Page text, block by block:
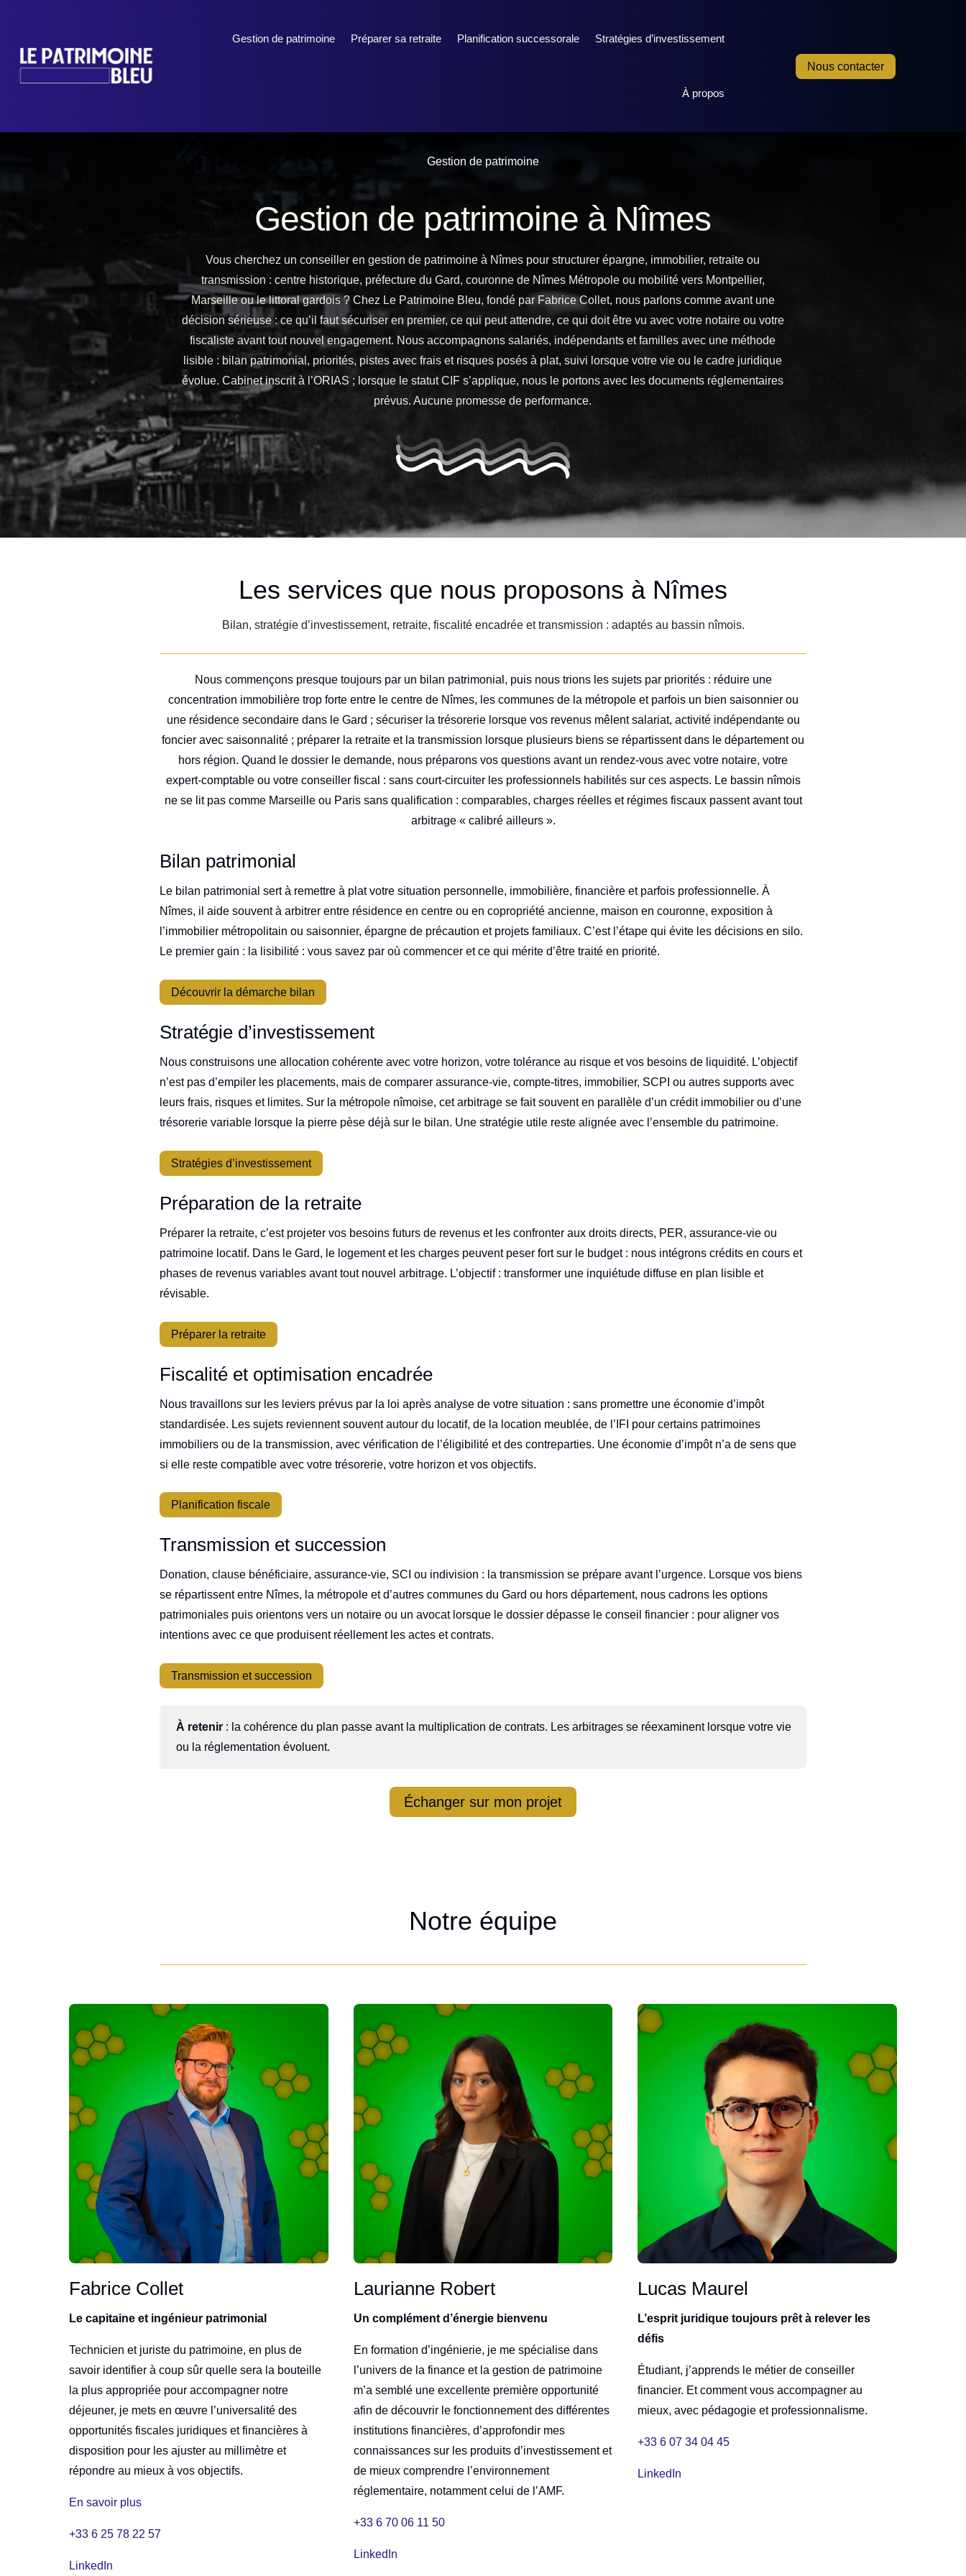
Gestion de patrimoine Préparer sa retraite Planification successorale Stratégies d’investissement
À propos
Nous contacter
Gestion de patrimoine
Gestion de patrimoine à Nîmes
Vous cherchez un conseiller en gestion de patrimoine à Nîmes pour structurer épargne, immobilier, retraite ou
transmission : centre historique, préfecture du Gard, couronne de Nîmes Métropole ou mobilité vers Montpellier,
Marseille ou le littoral gardois ? Chez Le Patrimoine Bleu, fondé par Fabrice Collet, nous parlons comme avant une
décision sérieuse : ce qu’il faut sécuriser en premier, ce qui peut attendre, ce qui doit être vu avec votre notaire ou votre
fiscaliste avant tout nouvel engagement. Nous accompagnons salariés, indépendants et familles avec une méthode
lisible : bilan patrimonial, priorités, pistes avec frais et risques posés à plat, suivi lorsque votre vie ou le cadre juridique
évolue. Cabinet inscrit à l’ORIAS ; lorsque le statut CIF s’applique, nous le portons avec les documents réglementaires
prévus. Aucune promesse de performance.
Les services que nous proposons à Nîmes
Bilan, stratégie d’investissement, retraite, fiscalité encadrée et transmission : adaptés au bassin nîmois.
Nous commençons presque toujours par un bilan patrimonial, puis nous trions les sujets par priorités : réduire une
concentration immobilière trop forte entre le centre de Nîmes, les communes de la métropole et parfois un bien saisonnier ou
une résidence secondaire dans le Gard ; sécuriser la trésorerie lorsque vos revenus mêlent salariat, activité indépendante ou
foncier avec saisonnalité ; préparer la retraite et la transmission lorsque plusieurs biens se répartissent dans le département ou
hors région. Quand le dossier le demande, nous préparons vos questions avant un rendez-vous avec votre notaire, votre
expert-comptable ou votre conseiller fiscal : sans court-circuiter les professionnels habilités sur ces aspects. Le bassin nîmois
ne se lit pas comme Marseille ou Paris sans qualification : comparables, charges réelles et régimes fiscaux passent avant tout
arbitrage « calibré ailleurs ».
Bilan patrimonial
Le bilan patrimonial sert à remettre à plat votre situation personnelle, immobilière, financière et parfois professionnelle. À
Nîmes, il aide souvent à arbitrer entre résidence en centre ou en copropriété ancienne, maison en couronne, exposition à
l’immobilier métropolitain ou saisonnier, épargne de précaution et projets familiaux. C’est l’étape qui évite les décisions en silo.
Le premier gain : la lisibilité : vous savez par où commencer et ce qui mérite d’être traité en priorité.
Découvrir la démarche bilan
Stratégie d’investissement
Nous construisons une allocation cohérente avec votre horizon, votre tolérance au risque et vos besoins de liquidité. L’objectif
n’est pas d’empiler les placements, mais de comparer assurance-vie, compte-titres, immobilier, SCPI ou autres supports avec
leurs frais, risques et limites. Sur la métropole nîmoise, cet arbitrage se fait souvent en parallèle d’un crédit immobilier ou d’une
trésorerie variable lorsque la pierre pèse déjà sur le bilan. Une stratégie utile reste alignée avec l’ensemble du patrimoine.
Stratégies d’investissement
Préparation de la retraite
Préparer la retraite, c’est projeter vos besoins futurs de revenus et les confronter aux droits directs, PER, assurance-vie ou
patrimoine locatif. Dans le Gard, le logement et les charges peuvent peser fort sur le budget : nous intégrons crédits en cours et
phases de revenus variables avant tout nouvel arbitrage. L’objectif : transformer une inquiétude diffuse en plan lisible et
révisable.
Préparer la retraite
Fiscalité et optimisation encadrée
Nous travaillons sur les leviers prévus par la loi après analyse de votre situation : sans promettre une économie d’impôt
standardisée. Les sujets reviennent souvent autour du locatif, de la location meublée, de l’IFI pour certains patrimoines
immobiliers ou de la transmission, avec vérification de l’éligibilité et des contreparties. Une économie d’impôt n’a de sens que
si elle reste compatible avec votre trésorerie, votre horizon et vos objectifs.
Planification fiscale
Transmission et succession
Donation, clause bénéficiaire, assurance-vie, SCI ou indivision : la transmission se prépare avant l’urgence. Lorsque vos biens
se répartissent entre Nîmes, la métropole et d’autres communes du Gard ou hors département, nous cadrons les options
patrimoniales puis orientons vers un notaire ou un avocat lorsque le dossier dépasse le conseil financier : pour aligner vos
intentions avec ce que produisent réellement les actes et contrats.
Transmission et succession
À retenir : la cohérence du plan passe avant la multiplication de contrats. Les arbitrages se réexaminent lorsque votre vie
ou la réglementation évoluent.
Échanger sur mon projet
Notre équipe
Fabrice Collet
Le capitaine et ingénieur patrimonial
Technicien et juriste du patrimoine, en plus de
savoir identifier à coup sûr quelle sera la bouteille
la plus appropriée pour accompagner notre
déjeuner, je mets en œuvre l’universalité des
opportunités fiscales juridiques et financières à
disposition pour les ajuster au millimètre et
répondre au mieux à vos objectifs.
En savoir plus
+33 6 25 78 22 57
LinkedIn
Laurianne Robert
Un complément d’énergie bienvenu
En formation d’ingénierie, je me spécialise dans
l’univers de la finance et la gestion de patrimoine
m’a semblé une excellente première opportunité
afin de découvrir le fonctionnement des différentes
institutions financières, d’approfondir mes
connaissances sur les produits d’investissement et
de mieux comprendre l’environnement
réglementaire, notamment celui de l’AMF.
+33 6 70 06 11 50
LinkedIn
Lucas Maurel
L’esprit juridique toujours prêt à relever les
défis
Étudiant, j’apprends le métier de conseiller
financier. Et comment vous accompagner au
mieux, avec pédagogie et professionnalisme.
+33 6 07 34 04 45
LinkedIn